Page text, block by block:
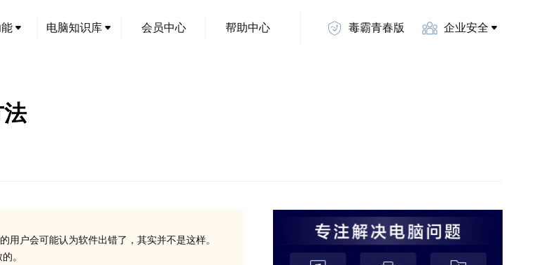
电脑知识库 会员中心 帮助中心 毒霸青春版 企业安全
户会可能认为软件出错了，其实并不是这样。
。